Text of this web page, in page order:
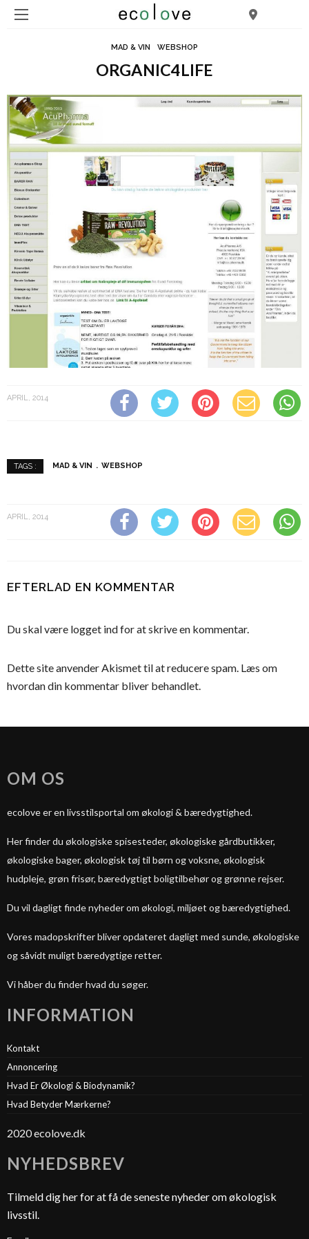
MAD & VIN WEBSHOP
ORGANIC4LIFE
APRIL, 2014
TAGS : MAD & VIN WEBSHOP
APRIL, 2014
EFTERLAD EN KOMMENTAR
Du skal være logget indfor at skrive en kommentar.
Dette site anvender Akismet til at reducere spam. Læs om
hvordan din kommentar bliver behandlet
OM OS
ecolove er en livsstilsportal om økologi & bæredygtighed.
Her finder du økologiske spisesteder, økologiske gårdbutikker,
økologiske bager, økologisk tøj til børn og voksne, økologisk
hudpleje, grøn frisør, bæredygtigt boligtilbehør og grønne rejser.
Du vil dagligt finde nyheder om økologi, miljøet og bæredygtighed.
Vores madopskrifter bliver opdateret dagligt med sunde, økologiske
og såvidt muligt bæredygtige retter.
Vi håber du finder hvad du søger.
INFORMATION
Kontakt
Annoncering
Hvad Er Økologi & Biodynamik?
Hvad Betyder Mærkerne?
2020 ecolove.dk
NYHEDSBREV
Tilmeld dig her for at få de seneste nyheder om økologisk
livsstil.